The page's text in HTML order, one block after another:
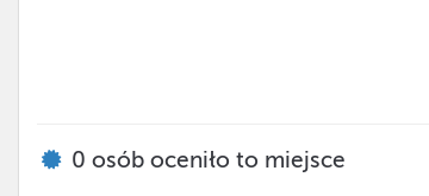
0 osób oceniło to miejsce